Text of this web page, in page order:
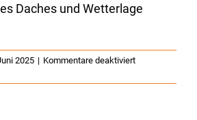
Daches und Wetterlage
2025 | Kommentare deaktiviertfür
lange